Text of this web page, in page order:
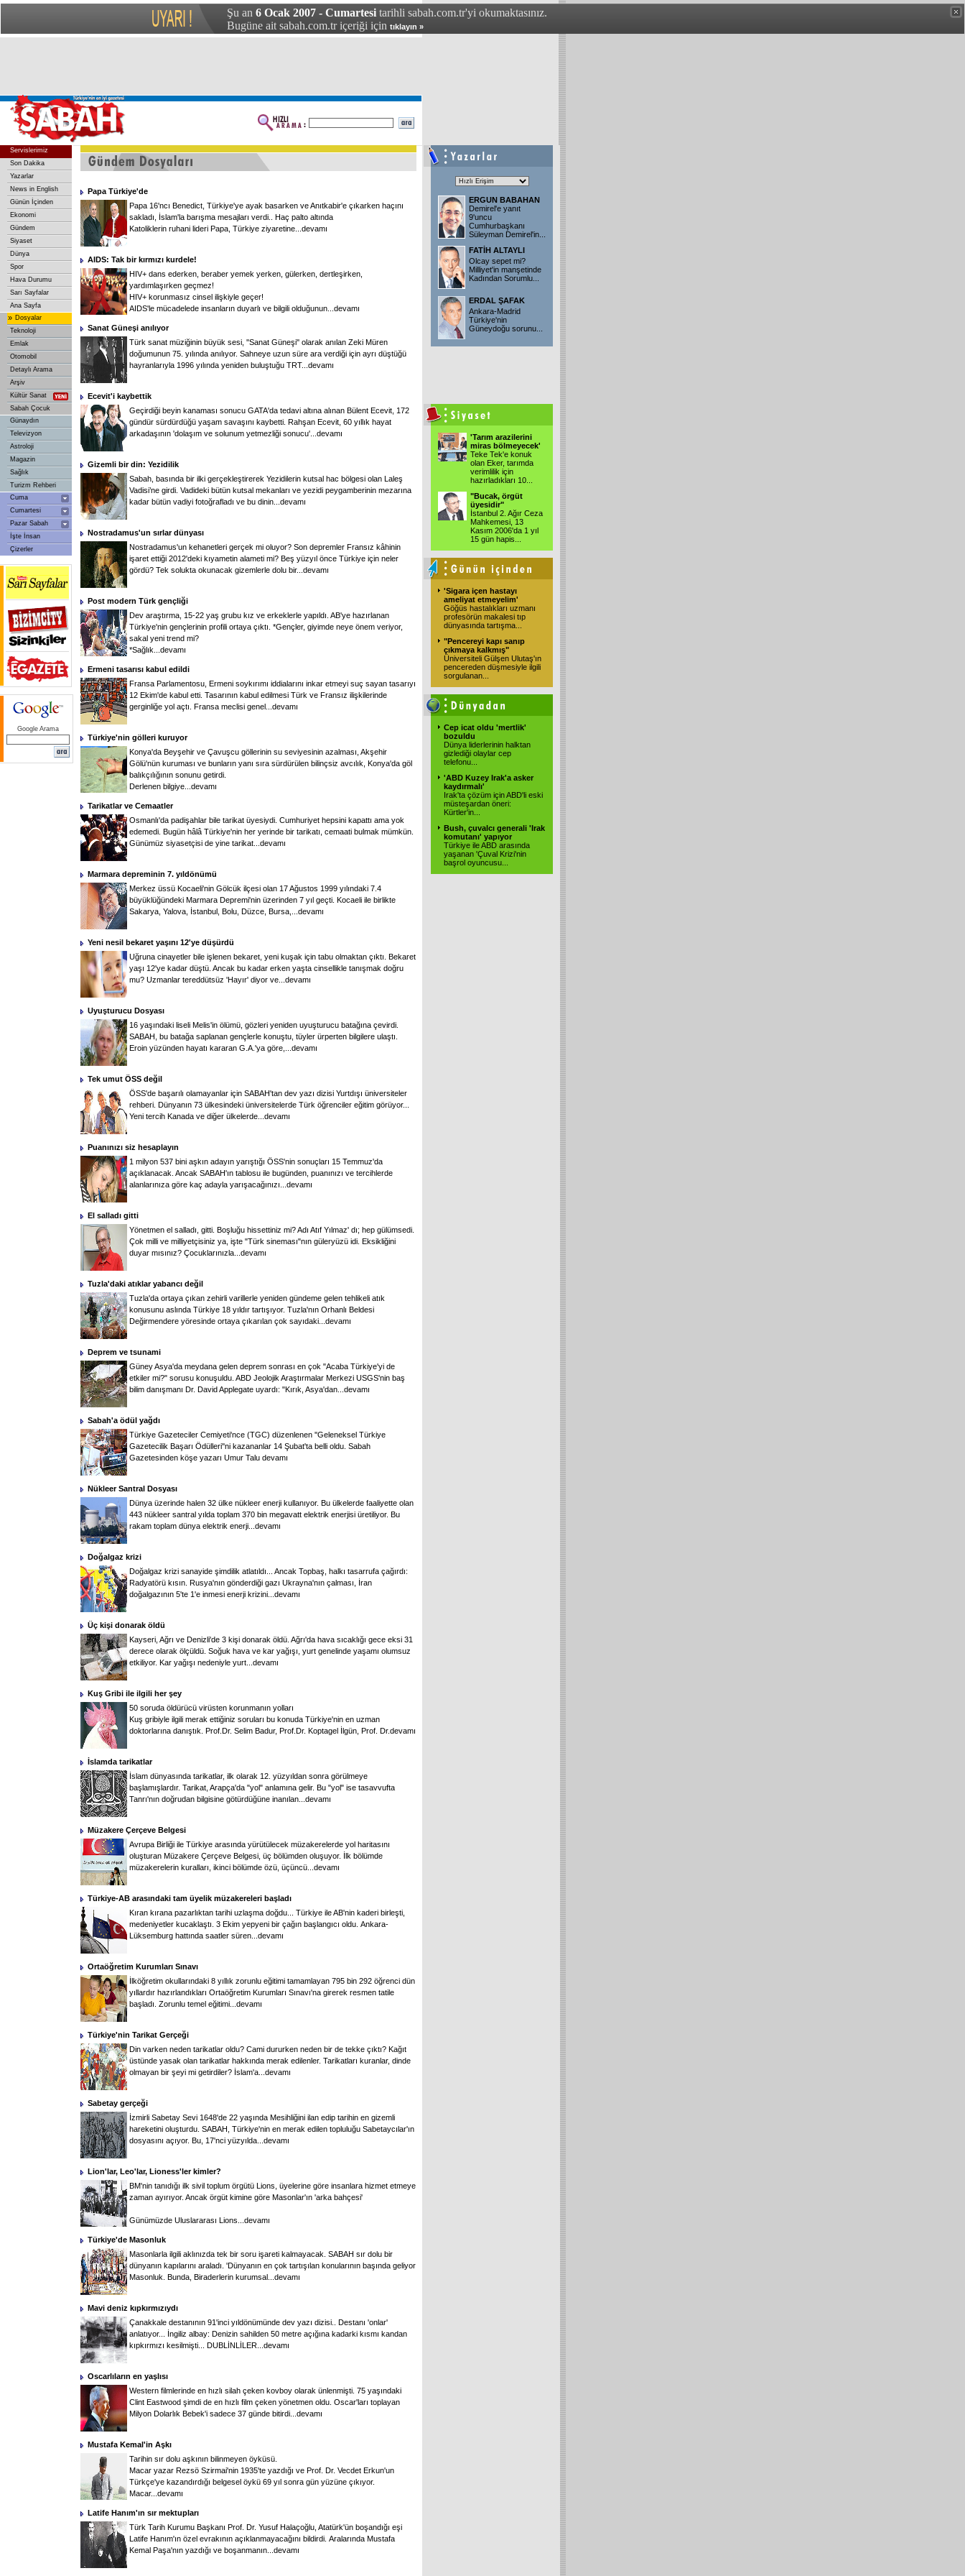
Şu an 6 Ocak 2007 - Cumartesi tarihli sabah.com.tr'yi okumaktasınız.
Bugüne ait sabah.com.tr içeriği için tıklayın »
Servislerimiz
Son Dakika
Yazarlar
News in English
Günün İçinden
Ekonomi
Gündem
Siyaset
Dünya
Spor
Hava Durumu
Sarı Sayfalar
Ana Sayfa
» Dosyalar
Teknoloji
Emlak
Otomobil
Detaylı Arama
Arşiv
Kültür Sanat
Sabah Çocuk
Günaydın
Televizyon
Astroloji
Magazin
Sağlık
Turizm Rehberi
Cuma
Cumartesi
Pazar Sabah
İşte İnsan
Çizerler
Google Arama
Papa Türkiye'de
Papa 16'ncı Benedict, Türkiye'ye ayak basarken ve Anıtkabir'e çıkarken haçını
sakladı, İslam'la barışma mesajları verdi.. Haç palto altında
Katoliklerin ruhani lideri Papa, Türkiye ziyaretine... devamı
AIDS: Tak bir kırmızı kurdele!
HIV+ dans ederken, beraber yemek yerken, gülerken, dertleşirken,
yardımlaşırken geçmez!
HIV+ korunmasız cinsel ilişkiyle geçer!
AIDS'le mücadelede insanların duyarlı ve bilgili olduğunun... devamı
Sanat Güneşi anılıyor
Türk sanat müziğinin büyük sesi, ''Sanat Güneşi'' olarak anılan Zeki Müren
doğumunun 75. yılında anılıyor. Sahneye uzun süre ara verdiği için ayrı düştüğü
hayranlarıyla 1996 yılında yeniden buluştuğu TRT... devamı
Ecevit'i kaybettik
Geçirdiği beyin kanaması sonucu GATA'da tedavi altına alınan Bülent Ecevit, 172
gündür sürdürdüğü yaşam savaşını kaybetti. Rahşan Ecevit, 60 yıllık hayat
arkadaşının 'dolaşım ve solunum yetmezliği sonucu'... devamı
Gizemli bir din: Yezidilik
Sabah, basında bir ilki gerçekleştirerek Yezidilerin kutsal hac bölgesi olan Laleş
Vadisi’ne girdi. Vadideki bütün kutsal mekanları ve yezidi peygamberinin mezarına
kadar bütün vadiyi fotoğrafladı ve bu dinin... devamı
Nostradamus'un sırlar dünyası
Nostradamus'un kehanetleri gerçek mi oluyor? Son depremler Fransız kâhinin
işaret ettiği 2012'deki kıyametin alameti mi? Beş yüzyıl önce Türkiye için neler
gördü? Tek solukta okunacak gizemlerle dolu bir... devamı
Post modern Türk gençliği
Dev araştırma, 15-22 yaş grubu kız ve erkeklerle yapıldı. AB'ye hazırlanan
Türkiye'nin gençlerinin profili ortaya çıktı. *Gençler, giyimde neye önem veriyor,
sakal yeni trend mi?
*Sağlık... devamı
Ermeni tasarısı kabul edildi
Fransa Parlamentosu, Ermeni soykırımı iddialarını inkar etmeyi suç sayan tasarıyı
12 Ekim'de kabul etti. Tasarının kabul edilmesi Türk ve Fransız ilişkilerinde
gerginliğe yol açtı. Fransa meclisi genel... devamı
Türkiye'nin gölleri kuruyor
Konya'da Beyşehir ve Çavuşcu göllerinin su seviyesinin azalması, Akşehir
Gölü'nün kuruması ve bunların yanı sıra sürdürülen bilinçsiz avcılık, Konya'da göl
balıkçılığının sonunu getirdi.
Derlenen bilgiye... devamı
Tarikatlar ve Cemaatler
Osmanlı'da padişahlar bile tarikat üyesiydi. Cumhuriyet hepsini kapattı ama yok
edemedi. Bugün hâlâ Türkiye'nin her yerinde bir tarikatı, cemaati bulmak mümkün.
Günümüz siyasetçisi de yine tarikat... devamı
Marmara depreminin 7. yıldönümü
Merkez üssü Kocaeli'nin Gölcük ilçesi olan 17 Ağustos 1999 yılındaki 7.4
büyüklüğündeki Marmara Depremi'nin üzerinden 7 yıl geçti. Kocaeli ile birlikte
Sakarya, Yalova, İstanbul, Bolu, Düzce, Bursa,... devamı
Yeni nesil bekaret yaşını 12'ye düşürdü
Uğruna cinayetler bile işlenen bekaret, yeni kuşak için tabu olmaktan çıktı. Bekaret
yaşı 12'ye kadar düştü. Ancak bu kadar erken yaşta cinsellikle tanışmak doğru
mu? Uzmanlar tereddütsüz 'Hayır' diyor ve... devamı
Uyuşturucu Dosyası
16 yaşındaki liseli Melis'in ölümü, gözleri yeniden uyuşturucu batağına çevirdi.
SABAH, bu batağa saplanan gençlerle konuştu, tüyler ürperten bilgilere ulaştı.
Eroin yüzünden hayatı kararan G.A.'ya göre,... devamı
Tek umut ÖSS değil
ÖSS'de başarılı olamayanlar için SABAH'tan dev yazı dizisi Yurtdışı üniversiteler
rehberi. Dünyanın 73 ülkesindeki üniversitelerde Türk öğrenciler eğitim görüyor...
Yeni tercih Kanada ve diğer ülkelerde... devamı
Puanınızı siz hesaplayın
1 milyon 537 bini aşkın adayın yarıştığı ÖSS'nin sonuçları 15 Temmuz'da
açıklanacak. Ancak SABAH'ın tablosu ile bugünden, puanınızı ve tercihlerde
alanlarınıza göre kaç adayla yarışacağınızı... devamı
El salladı gitti
Yönetmen el salladı, gitti. Boşluğu hissettiniz mi? Adı Atıf Yılmaz' dı; hep gülümsedi.
Çok milli ve milliyetçisiniz ya, işte "Türk sineması"nın güleryüzü idi. Eksikliğini
duyar mısınız? Çocuklarınızla... devamı
Tuzla'daki atıklar yabancı değil
Tuzla'da ortaya çıkan zehirli varillerle yeniden gündeme gelen tehlikeli atık
konusunu aslında Türkiye 18 yıldır tartışıyor. Tuzla'nın Orhanlı Beldesi
Değirmendere yöresinde ortaya çıkarılan çok sayıdaki... devamı
Deprem ve tsunami
Güney Asya'da meydana gelen deprem sonrası en çok "Acaba Türkiye'yi de
etkiler mi?" sorusu konuşuldu. ABD Jeolojik Araştırmalar Merkezi USGS'nin baş
bilim danışmanı Dr. David Applegate uyardı: "Kırık, Asya'dan... devamı
Sabah'a ödül yağdı
Türkiye Gazeteciler Cemiyeti'nce (TGC) düzenlenen ''Geleneksel Türkiye
Gazetecilik Başarı Ödülleri''ni kazananlar 14 Şubat'ta belli oldu. Sabah
Gazetesinden köşe yazarı Umur Talu devamı
Nükleer Santral Dosyası
Dünya üzerinde halen 32 ülke nükleer enerji kullanıyor. Bu ülkelerde faaliyette olan
443 nükleer santral yılda toplam 370 bin megavatt elektrik enerjisi üretiliyor. Bu
rakam toplam dünya elektrik enerji... devamı
Doğalgaz krizi
Doğalgaz krizi sanayide şimdilik atlatıldı... Ancak Topbaş, halkı tasarrufa çağırdı:
Radyatörü kısın. Rusya'nın gönderdiği gazı Ukrayna'nın çalması, İran
doğalgazının 5'te 1'e inmesi enerji krizini... devamı
Üç kişi donarak öldü
Kayseri, Ağrı ve Denizli'de 3 kişi donarak öldü. Ağrı'da hava sıcaklığı gece eksi 31
derece olarak ölçüldü. Soğuk hava ve kar yağışı, yurt genelinde yaşamı olumsuz
etkiliyor. Kar yağışı nedeniyle yurt... devamı
Kuş Gribi ile ilgili her şey
50 soruda öldürücü virüsten korunmanın yolları
Kuş gribiyle ilgili merak ettiğiniz soruları bu konuda Türkiye'nin en uzman
doktorlarına danıştık. Prof.Dr. Selim Badur, Prof.Dr. Koptagel İlgün, Prof. Dr.devamı
İslamda tarikatlar
İslam dünyasında tarikatlar, ilk olarak 12. yüzyıldan sonra görülmeye
başlamışlardır. Tarikat, Arapça'da "yol" anlamına gelir. Bu "yol" ise tasavvufta
Tanrı'nın doğrudan bilgisine götürdüğüne inanılan... devamı
Müzakere Çerçeve Belgesi
Avrupa Birliği ile Türkiye arasında yürütülecek müzakerelerde yol haritasını
oluşturan Müzakere Çerçeve Belgesi, üç bölümden oluşuyor. İlk bölümde
müzakerelerin kuralları, ikinci bölümde özü, üçüncü... devamı
Türkiye-AB arasındaki tam üyelik müzakereleri başladı
Kıran kırana pazarlıktan tarihi uzlaşma doğdu... Türkiye ile AB'nin kaderi birleşti,
medeniyetler kucaklaştı. 3 Ekim yepyeni bir çağın başlangıcı oldu. Ankara-
Lüksemburg hattında saatler süren... devamı
Ortaöğretim Kurumları Sınavı
İlköğretim okullarındaki 8 yıllık zorunlu eğitimi tamamlayan 795 bin 292 öğrenci dün
yıllardır hazırlandıkları Ortaöğretim Kurumları Sınavı'na girerek resmen tatile
başladı. Zorunlu temel eğitimi... devamı
Türkiye'nin Tarikat Gerçeği
Din varken neden tarikatlar oldu? Cami dururken neden bir de tekke çıktı? Kağıt
üstünde yasak olan tarikatlar hakkında merak edilenler. Tarikatları kuranlar, dinde
olmayan bir şeyi mi getirdiler? İslam'a... devamı
Sabetay gerçeği
İzmirli Sabetay Sevi 1648'de 22 yaşında Mesihliğini ilan edip tarihin en gizemli
hareketini oluşturdu. SABAH, Türkiye'nin en merak edilen topluluğu Sabetaycılar'ın
dosyasını açıyor. Bu, 17'nci yüzyılda... devamı
Lion'lar, Leo'lar, Lioness'ler kimler?
BM'nin tanıdığı ilk sivil toplum örgütü Lions, üyelerine göre insanlara hizmet etmeye
zaman ayırıyor. Ancak örgüt kimine göre Masonlar'ın 'arka bahçesi'
Günümüzde Uluslararası Lions... devamı
Türkiye'de Masonluk
Masonlarla ilgili aklınızda tek bir soru işareti kalmayacak. SABAH sır dolu bir
dünyanın kapılarını araladı. 'Dünyanın en çok tartışılan konularının başında geliyor
Masonluk. Bunda, Biraderlerin kurumsal... devamı
Mavi deniz kıpkırmızıydı
Çanakkale destanının 91'inci yıldönümünde dev yazı dizisi.. Destanı 'onlar'
anlatıyor... İngiliz albay: Denizin sahilden 50 metre açığına kadarki kısmı kandan
kıpkırmızı kesilmişti... DUBLİNLİLER... devamı
Oscarlıların en yaşlısı
Western filmlerinde en hızlı silah çeken kovboy olarak ünlenmişti. 75 yaşındaki
Clint Eastwood şimdi de en hızlı film çeken yönetmen oldu. Oscar'ları toplayan
Milyon Dolarlık Bebek'i sadece 37 günde bitirdi... devamı
Mustafa Kemal'in Aşkı
Tarihin sır dolu aşkının bilinmeyen öyküsü.
Macar yazar Rezsö Szirmai'nin 1935'te yazdığı ve Prof. Dr. Vecdet Erkun'un
Türkçe'ye kazandırdığı belgesel öykü 69 yıl sonra gün yüzüne çıkıyor.
Macar... devamı
Latife Hanım'ın sır mektupları
Türk Tarih Kurumu Başkanı Prof. Dr. Yusuf Halaçoğlu, Atatürk'ün boşandığı eşi
Latife Hanım'ın özel evrakının açıklanmayacağını bildirdi. Aralarında Mustafa
Kemal Paşa'nın yazdığı ve boşanmanın... devamı
ERGUN BABAHAN
Demirel'e yanıt
9'uncu
Cumhurbaşkanı
Süleyman Demirel'in...
FATİH ALTAYLI
Olcay sepet mi?
Milliyet'in manşetinde
Kadından Sorumlu...
ERDAL ŞAFAK
Ankara-Madrid
Türkiye'nin
Güneydoğu sorunu...
'Tarım arazilerini
miras bölmeyecek'
Teke Tek'e konuk
olan Eker, tarımda
verimlilik için
hazırladıkları 10...
"Bucak, örgüt
üyesidir"
İstanbul 2. Ağır Ceza
Mahkemesi, 13
Kasım 2006'da 1 yıl
15 gün hapis...
'Sigara içen hastayı
ameliyat etmeyelim'
Göğüs hastalıkları uzmanı
profesörün makalesi tıp
dünyasında tartışma...
"Pencereyi kapı sanıp
çıkmaya kalkmış"
Üniversiteli Gülşen Ulutaş'ın
pencereden düşmesiyle ilgili
sorgulanan...
Cep icat oldu 'mertlik'
bozuldu
Dünya liderlerinin halktan
gizlediği olaylar cep
telefonu...
'ABD Kuzey Irak'a asker
kaydırmalı'
Irak'ta çözüm için ABD'li eski
müsteşardan öneri:
Kürtler'in...
Bush, çuvalcı generali 'Irak
komutanı' yapıyor
Türkiye ile ABD arasında
yaşanan 'Çuval Krizi'nin
başrol oyuncusu...